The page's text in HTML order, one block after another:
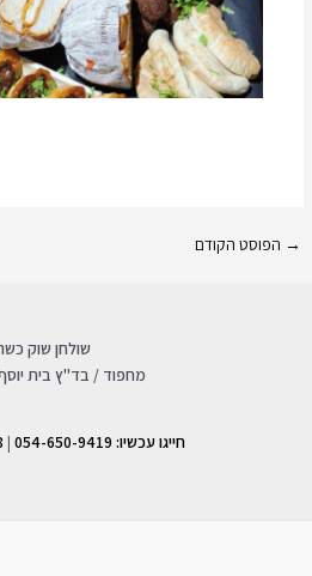
→ הפוסט הקודם
שולחן שוק
מחפוד / בד"ץ בית
חייגו עכשיו: 054-650-9419 |